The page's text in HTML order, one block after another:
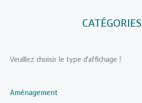
CATÉGORIES
Veuillez choisir le type d'affichage !
Aménagement